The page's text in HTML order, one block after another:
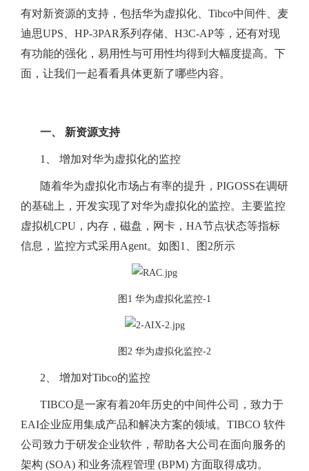
有对新资源的支持，包括华为虚拟化、Tibco中间件、麦
迪思UPS、HP-3PAR系列存储、H3C-AP等，还有对现
有功能的强化，易用性与可用性均得到大幅度提高。下
面，让我们一起看看具体更新了哪些内容。
一、 新资源支持
1、 增加对华为虚拟化的监控
随着华为虚拟化市场占有率的提升，PIGOSS在调研
的基础上，开发实现了对华为虚拟化的监控。主要监控
虚拟机CPU，内存，磁盘，网卡，HA节点状态等指标
信息，监控方式采用Agent。如图1、图2所示
图1 华为虚拟化监控-1
图2 华为虚拟化监控-2
2、 增加对Tibco的监控
TIBCO是一家有着20年历史的中间件公司，致力于
EAI企业应用集成产品和解决方案的领域。TIBCO 软件
公司致力于研发企业软件，帮助各大公司在面向服务的
架构 (SOA) 和业务流程管理 (BPM) 方面取得成功。